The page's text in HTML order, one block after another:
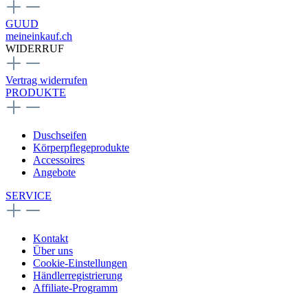
GUUD
meineinkauf.ch
WIDERRUF
Vertrag widerrufen
PRODUKTE
Duschseifen
Körperpflegeprodukte
Accessoires
Angebote
SERVICE
Kontakt
Über uns
Cookie-Einstellungen
Händlerregistrierung
Affiliate-Programm